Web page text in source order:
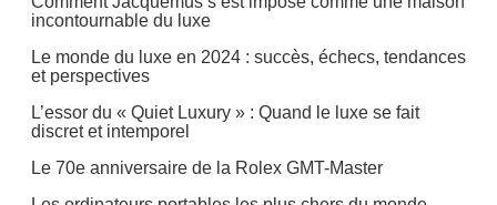
incontournable du luxe
Le monde du luxe en 2024 : succès, échecs, tendances
et perspectives
L’essor du « Quiet Luxury » : Quand le luxe se fait
discret et intemporel
Le 70e anniversaire de la Rolex GMT-Master